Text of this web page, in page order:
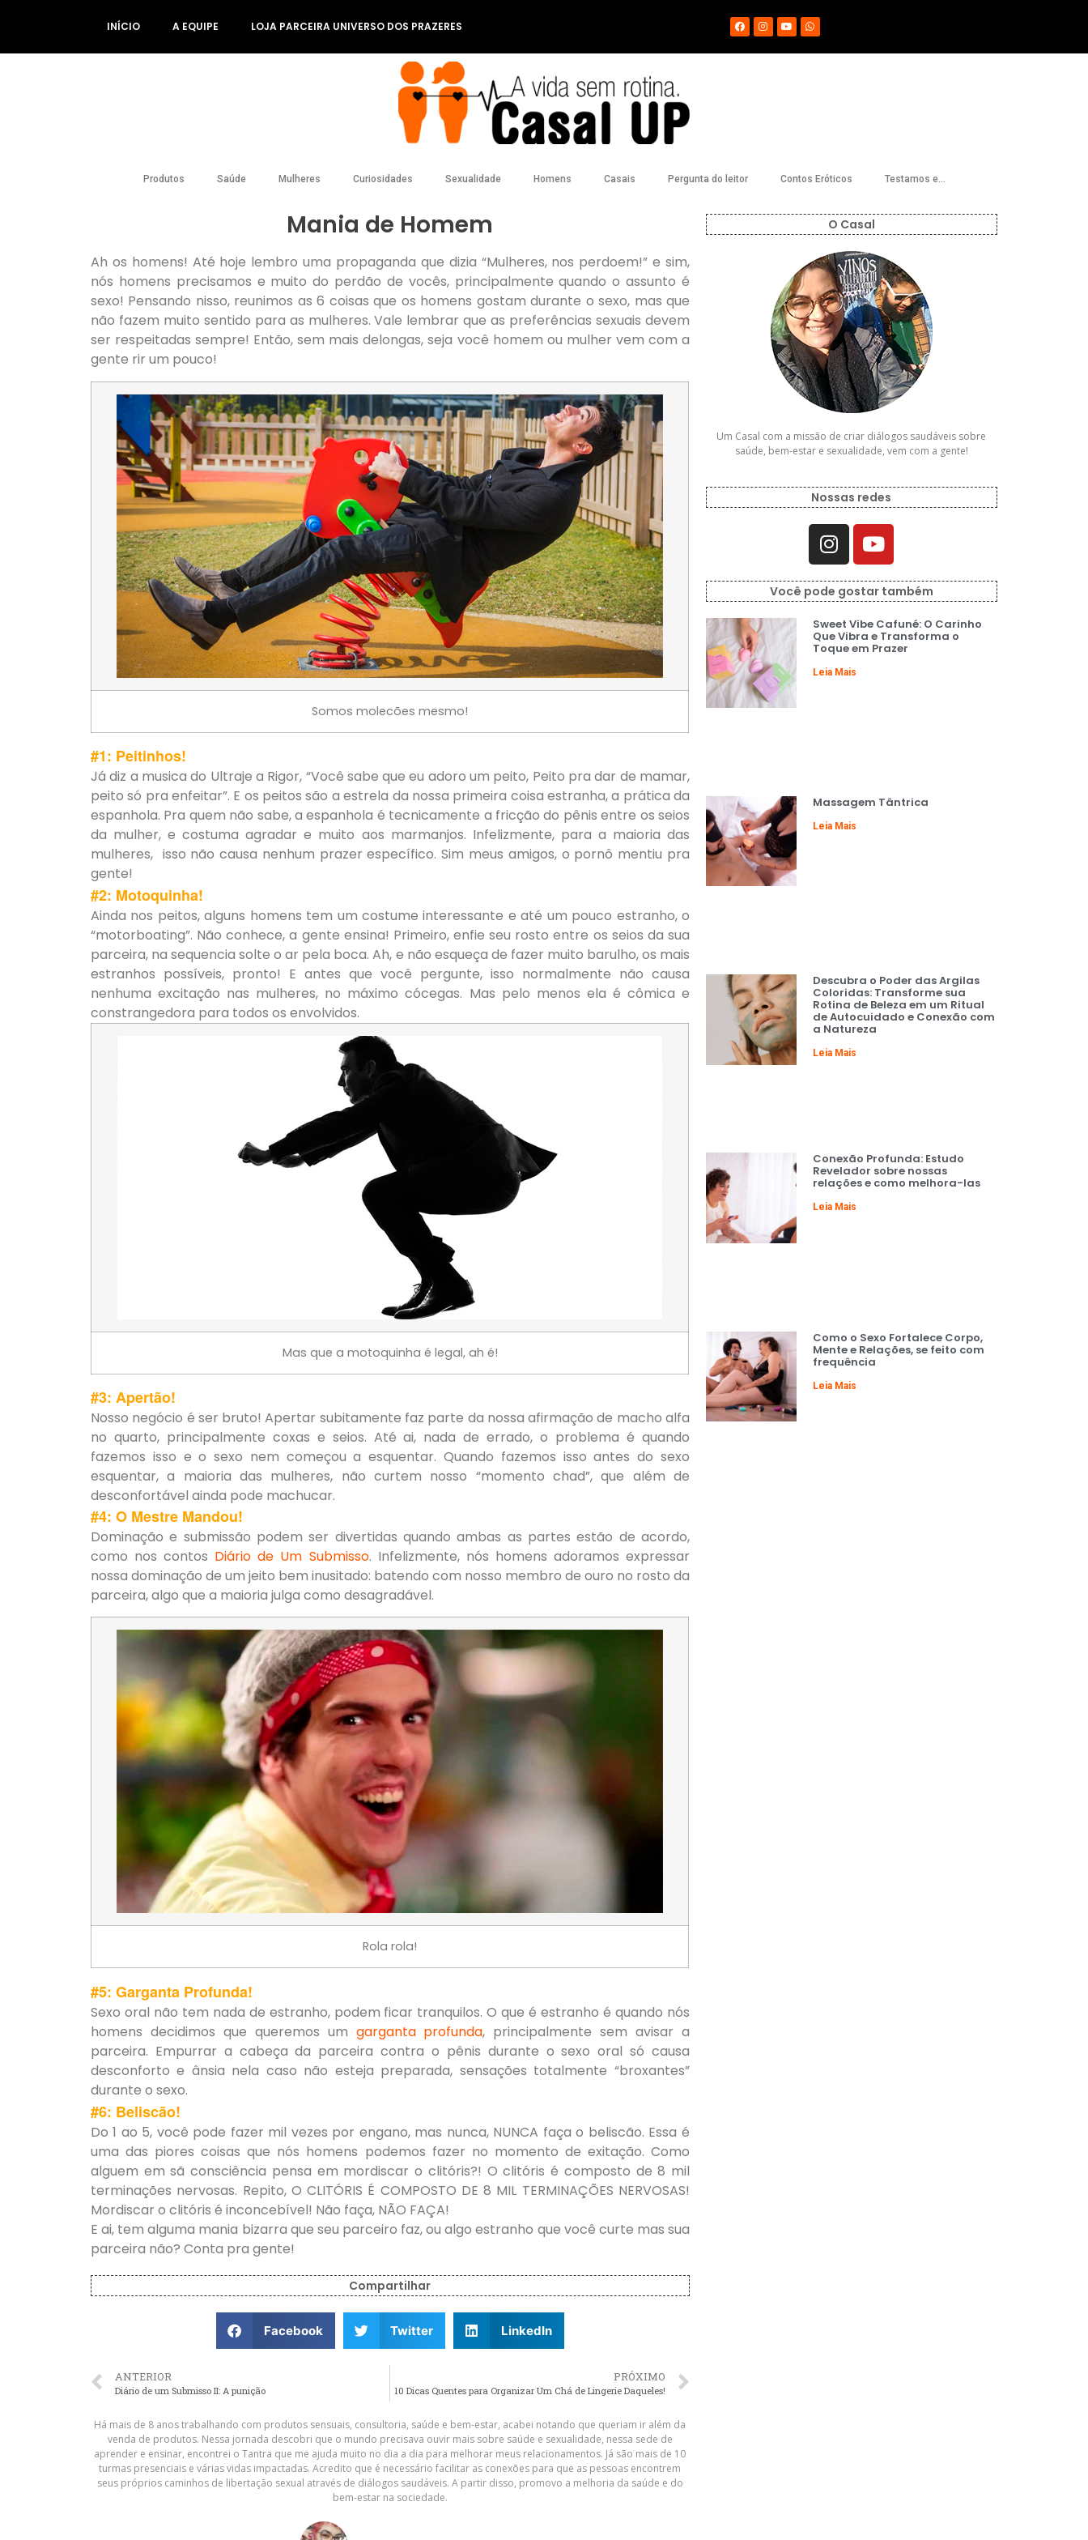
INÍCIO A EQUIPE LOJA PARCEIRA UNIVERSO DOS PRAZERES
Produtos Saúde Mulheres Curiosidades Sexualidade Homens Casais Pergunta do leitor Contos Eróticos Testamos e…
Mania de Homem
Ah os homens! Até hoje lembro uma propaganda que dizia “Mulheres, nos perdoem!” e sim,
nós homens precisamos e muito do perdão de vocês, principalmente quando o assunto é
sexo! Pensando nisso, reunimos as 6 coisas que os homens gostam durante o sexo, mas que
não fazem muito sentido para as mulheres. Vale lembrar que as preferências sexuais devem
ser respeitadas sempre! Então, sem mais delongas, seja você homem ou mulher vem com a
gente rir um pouco!
Somos molecões mesmo!
#1: Peitinhos!
Já diz a musica do Ultraje a Rigor, “Você sabe que eu adoro um peito, Peito pra dar de mamar,
peito só pra enfeitar”. E os peitos são a estrela da nossa primeira coisa estranha, a prática da
espanhola. Pra quem não sabe, a espanhola é tecnicamente a fricção do pênis entre os seios
da mulher, e costuma agradar e muito aos marmanjos. Infelizmente, para a maioria das
mulheres, isso não causa nenhum prazer específico. Sim meus amigos, o pornô mentiu pra
gente!
#2: Motoquinha!
Ainda nos peitos, alguns homens tem um costume interessante e até um pouco estranho, o
“motorboating”. Não conhece, a gente ensina! Primeiro, enfie seu rosto entre os seios da sua
parceira, na sequencia solte o ar pela boca. Ah, e não esqueça de fazer muito barulho, os mais
estranhos possíveis, pronto! E antes que você pergunte, isso normalmente não causa
nenhuma excitação nas mulheres, no máximo cócegas. Mas pelo menos ela é cômica e
constrangedora para todos os envolvidos.
Mas que a motoquinha é legal, ah é!
#3: Apertão!
Nosso negócio é ser bruto! Apertar subitamente faz parte da nossa afirmação de macho alfa
no quarto, principalmente coxas e seios. Até ai, nada de errado, o problema é quando
fazemos isso e o sexo nem começou a esquentar. Quando fazemos isso antes do sexo
esquentar, a maioria das mulheres, não curtem nosso “momento chad”, que além de
desconfortável ainda pode machucar.
#4: O Mestre Mandou!
Dominação e submissão podem ser divertidas quando ambas as partes estão de acordo,
como nos contos Diário de Um Submisso. Infelizmente, nós homens adoramos expressar
nossa dominação de um jeito bem inusitado: batendo com nosso membro de ouro no rosto da
parceira, algo que a maioria julga como desagradável.
Rola rola!
#5: Garganta Profunda!
Sexo oral não tem nada de estranho, podem ficar tranquilos. O que é estranho é quando nós
homens decidimos que queremos um garganta profunda, principalmente sem avisar a
parceira. Empurrar a cabeça da parceira contra o pênis durante o sexo oral só causa
desconforto e ânsia nela caso não esteja preparada, sensações totalmente “broxantes”
durante o sexo.
#6: Beliscão!
Do 1 ao 5, você pode fazer mil vezes por engano, mas nunca, NUNCA faça o beliscão. Essa é
uma das piores coisas que nós homens podemos fazer no momento de exitação. Como
alguem em sã consciência pensa em mordiscar o clitóris?! O clitóris é composto de 8 mil
terminações nervosas. Repito, O CLITÓRIS É COMPOSTO DE 8 MIL TERMINAÇÕES NERVOSAS!
Mordiscar o clitóris é inconcebível! Não faça, NÃO FAÇA!
E ai, tem alguma mania bizarra que seu parceiro faz, ou algo estranho que você curte mas sua
parceira não? Conta pra gente!
Compartilhar
Facebook Twitter LinkedIn
ANTERIOR
Diário de um Submisso II: A punição
PRÓXIMO
10 Dicas Quentes para Organizar Um Chá de Lingerie Daqueles!
Há mais de 8 anos trabalhando com produtos sensuais, consultoria, saúde e bem-estar, acabei notando que queriam ir além da
venda de produtos. Nessa jornada descobri que o mundo precisava ouvir mais sobre saúde e sexualidade, nessa sede de
aprender e ensinar, encontrei o Tantra que me ajuda muito no dia a dia para melhorar meus relacionamentos. Já são mais de 10
turmas presenciais e várias vidas impactadas. Acredito que é necessário facilitar as conexões para que as pessoas encontrem
seus próprios caminhos de libertação sexual através de diálogos saudáveis. A partir disso, promovo a melhoria da saúde e do
bem-estar na sociedade.
O Casal
Um Casal com a missão de criar diálogos saudáveis sobre
saúde, bem-estar e sexualidade, vem com a gente!
Nossas redes
Você pode gostar também
Sweet Vibe Cafuné: O Carinho
Que Vibra e Transforma o
Toque em Prazer
Leia Mais
Massagem Tântrica
Leia Mais
Descubra o Poder das Argilas
Coloridas: Transforme sua
Rotina de Beleza em um Ritual
de Autocuidado e Conexão com
a Natureza
Leia Mais
Conexão Profunda: Estudo
Revelador sobre nossas
relações e como melhora-las
Leia Mais
Como o Sexo Fortalece Corpo,
Mente e Relações, se feito com
frequência
Leia Mais